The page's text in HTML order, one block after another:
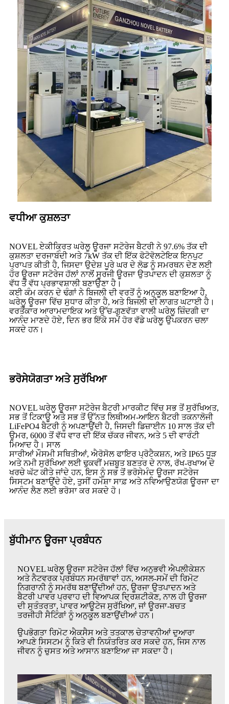
ਵਧੀਆ ਕੁਸ਼ਲਤਾ
NOVEL ਏਕੀਕ੍ਰਿਤ ਘਰੇਲੂ ਊਰਜਾ ਸਟੋਰੇਜ ਬੈਟਰੀ ਨੇ 97.6% ਤੱਕ ਦੀ
ਕੁਸ਼ਲਤਾ ਦਰਜਾਬੰਦੀ ਅਤੇ 7kW ਤੱਕ ਦੀ ਇੱਕ ਫੋਟੋਵੋਲਟੇਇਕ ਇਨਪੁਟ
ਪ੍ਰਾਪਤ ਕੀਤੀ ਹੈ, ਜਿਸਦਾ ਉਦੇਸ਼ ਪੂਰੇ ਘਰ ਦੇ ਲੋਡ ਨੂੰ ਸਮਰਥਨ ਦੇਣ ਲਈ
ਹੋਰ ਊਰਜਾ ਸਟੋਰੇਜ ਹੱਲਾਂ ਨਾਲੋਂ ਸੂਰਜੀ ਊਰਜਾ ਉਤਪਾਦਨ ਦੀ ਕੁਸ਼ਲਤਾ ਨੂੰ
ਵੱਧ ਤੋਂ ਵੱਧ ਪ੍ਰਭਾਵਸ਼ਾਲੀ ਬਣਾਉਣਾ ਹੈ।
ਕਈ ਕੰਮ ਕਰਨ ਦੇ ਢੰਗਾਂ ਨੇ ਬਿਜਲੀ ਦੀ ਵਰਤੋਂ ਨੂੰ ਅਨੁਕੂਲ ਬਣਾਇਆ ਹੈ,
ਘਰੇਲੂ ਊਰਜਾ ਵਿੱਚ ਸੁਧਾਰ ਕੀਤਾ ਹੈ, ਅਤੇ ਬਿਜਲੀ ਦੀ ਲਾਗਤ ਘਟਾਈ ਹੈ।
ਵਰਤੋਂਕਾਰ ਆਰਾਮਦਾਇਕ ਅਤੇ ਉੱਚ-ਗੁਣਵੱਤਾ ਵਾਲੀ ਘਰੇਲੂ ਜ਼ਿੰਦਗੀ ਦਾ
ਆਨੰਦ ਮਾਣਦੇ ਹੋਏ, ਦਿਨ ਭਰ ਇੱਕੋ ਸਮੇਂ ਹੋਰ ਵੱਡੇ ਘਰੇਲੂ ਉਪਕਰਨ ਚਲਾ
ਸਕਦੇ ਹਨ।
ਭਰੋਸੇਯੋਗਤਾ ਅਤੇ ਸੁਰੱਖਿਆ
NOVEL ਘਰੇਲੂ ਊਰਜਾ ਸਟੋਰੇਜ ਬੈਟਰੀ ਮਾਰਕੀਟ ਵਿੱਚ ਸਭ ਤੋਂ ਸੁਰੱਖਿਅਤ,
ਸਭ ਤੋਂ ਟਿਕਾਊ ਅਤੇ ਸਭ ਤੋਂ ਉੱਨਤ ਲਿਥੀਅਮ-ਆਇਨ ਬੈਟਰੀ ਤਕਨਾਲੋਜੀ
LiFePO4 ਬੈਟਰੀ ਨੂੰ ਅਪਣਾਉਂਦੀ ਹੈ, ਜਿਸਦੀ ਡਿਜ਼ਾਈਨ 10 ਸਾਲ ਤੱਕ ਦੀ
ਉਮਰ, 6000 ਤੋਂ ਵੱਧ ਵਾਰ ਦੀ ਇੱਕ ਚੱਕਰ ਜੀਵਨ, ਅਤੇ 5 ਦੀ ਵਾਰੰਟੀ
ਮਿਆਦ ਹੈ। ਸਾਲ
ਸਾਰੀਆਂ ਮੌਸਮੀ ਸਥਿਤੀਆਂ, ਐਰੋਸੋਲ ਫਾਇਰ ਪ੍ਰੋਟੈਕਸ਼ਨ, ਅਤੇ IP65 ਧੂੜ
ਅਤੇ ਨਮੀ ਸੁਰੱਖਿਆ ਲਈ ਢੁਕਵੀਂ ਮਜ਼ਬੂਤ ​​ਬਣਤਰ ਦੇ ਨਾਲ, ਰੱਖ-ਰਖਾਅ ਦੇ
ਖਰਚੇ ਘੱਟ ਕੀਤੇ ਜਾਂਦੇ ਹਨ, ਇਸ ਨੂੰ ਸਭ ਤੋਂ ਭਰੋਸੇਮੰਦ ਊਰਜਾ ਸਟੋਰੇਜ
ਸਿਸਟਮ ਬਣਾਉਂਦੇ ਹੋਏ, ਤੁਸੀਂ ਹਮੇਸ਼ਾ ਸਾਫ਼ ਅਤੇ ਨਵਿਆਉਣਯੋਗ ਊਰਜਾ ਦਾ
ਆਨੰਦ ਲੈਣ ਲਈ ਭਰੋਸਾ ਕਰ ਸਕਦੇ ਹੋ।
ਬੁੱਧੀਮਾਨ ਊਰਜਾ ਪ੍ਰਬੰਧਨ
NOVEL ਘਰੇਲੂ ਊਰਜਾ ਸਟੋਰੇਜ ਹੱਲਾਂ ਵਿੱਚ ਅਨੁਭਵੀ ਐਪਲੀਕੇਸ਼ਨ
ਅਤੇ ਨੈਟਵਰਕ ਪ੍ਰਬੰਧਨ ਸਮਰੱਥਾਵਾਂ ਹਨ, ਅਸਲ-ਸਮੇਂ ਦੀ ਰਿਮੋਟ
ਨਿਗਰਾਨੀ ਨੂੰ ਸਮਰੱਥ ਬਣਾਉਂਦੀਆਂ ਹਨ, ਊਰਜਾ ਉਤਪਾਦਨ ਅਤੇ
ਬੈਟਰੀ ਪਾਵਰ ਪ੍ਰਵਾਹ ਦੀ ਵਿਆਪਕ ਦ੍ਰਿਸ਼ਟੀਕੋਣ, ਨਾਲ ਹੀ ਊਰਜਾ
ਦੀ ਸੁਤੰਤਰਤਾ, ਪਾਵਰ ਆਊਟੇਜ ਸੁਰੱਖਿਆ, ਜਾਂ ਊਰਜਾ-ਬਚਤ
ਤਰਜੀਹੀ ਸੈਟਿੰਗਾਂ ਨੂੰ ਅਨੁਕੂਲ ਬਣਾਉਂਦੀਆਂ ਹਨ।
ਉਪਭੋਗਤਾ ਰਿਮੋਟ ਐਕਸੈਸ ਅਤੇ ਤਤਕਾਲ ਚੇਤਾਵਨੀਆਂ ਦੁਆਰਾ
ਆਪਣੇ ਸਿਸਟਮ ਨੂੰ ਕਿਤੇ ਵੀ ਨਿਯੰਤਰਿਤ ਕਰ ਸਕਦੇ ਹਨ, ਜਿਸ ਨਾਲ
ਜੀਵਨ ਨੂੰ ਚੁਸਤ ਅਤੇ ਆਸਾਨ ਬਣਾਇਆ ਜਾ ਸਕਦਾ ਹੈ।